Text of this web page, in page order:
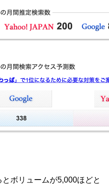
ボリュームが5,000ほどと